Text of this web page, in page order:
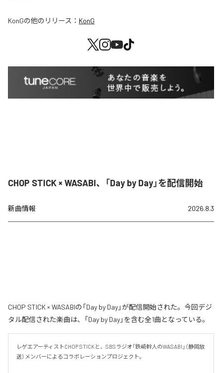
KonGの他のリリース： KonG
CHOP STICK × WASABI、「Day by Day」を配信開始
新曲情報 2026.8.3
CHOP STICK × WASABIの「Day by Day」が配信開始された。今回デジ
タル配信された楽曲は、「Day by Day」を含む全1曲となっている。
レゲエアーティストCHOP STICKと、SBSラジオ「鉄崎幹人のWASABI」（静岡放
送）メンバーによるコラボレーションプロジェクト。